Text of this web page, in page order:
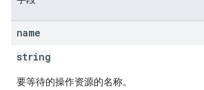
name
string
要等待的操作资源的名称。